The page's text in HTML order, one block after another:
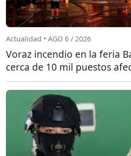
Actualidad • AGO 6 / 2026
Voraz incendio en la feria
cerca de 10 mil puestos